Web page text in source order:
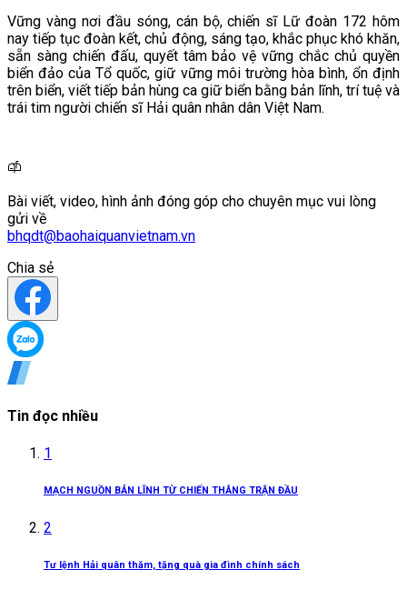
Vững vàng nơi đầu sóng, cán bộ, chiến sĩ Lữ đoàn 172 hôm
nay tiếp tục đoàn kết, chủ động, sáng tạo, khắc phục khó khăn,
sẵn sàng chiến đấu, quyết tâm bảo vệ vững chắc chủ quyền
biển đảo của Tổ quốc, giữ vững môi trường hòa bình, ổn định
trên biển, viết tiếp bản hùng ca giữ biển bằng bản lĩnh, trí tuệ và
trái tim người chiến sĩ Hải quân nhân dân Việt Nam.
Bài viết, video, hình ảnh đóng góp cho chuyên mục vui lòng
gửi về
bhqdt@baohaiquanvietnam.vn
Chia sẻ
Tin đọc nhiều
1
MẠCH NGUỒN BẢN LĨNH TỪ CHIẾN THẮNG TRẬN ĐẦU
2
Tư lệnh Hải quân thăm, tặng quà gia đình chính sách